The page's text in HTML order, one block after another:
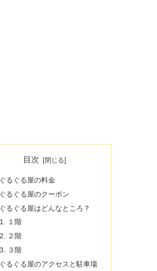
目次
ぐるぐる屋の料金
ぐるぐる屋のクーポン
ぐるぐる屋はどんなところ？
１階
２階
３階
ぐるぐる屋のアクセスと駐車場